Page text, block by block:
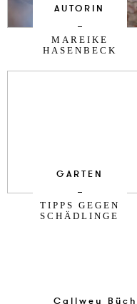
AUTORIN
MAREIKE
HASENBECK
GARTEN
TIPPS GEGEN
SCHÄDLINGE
Callwey